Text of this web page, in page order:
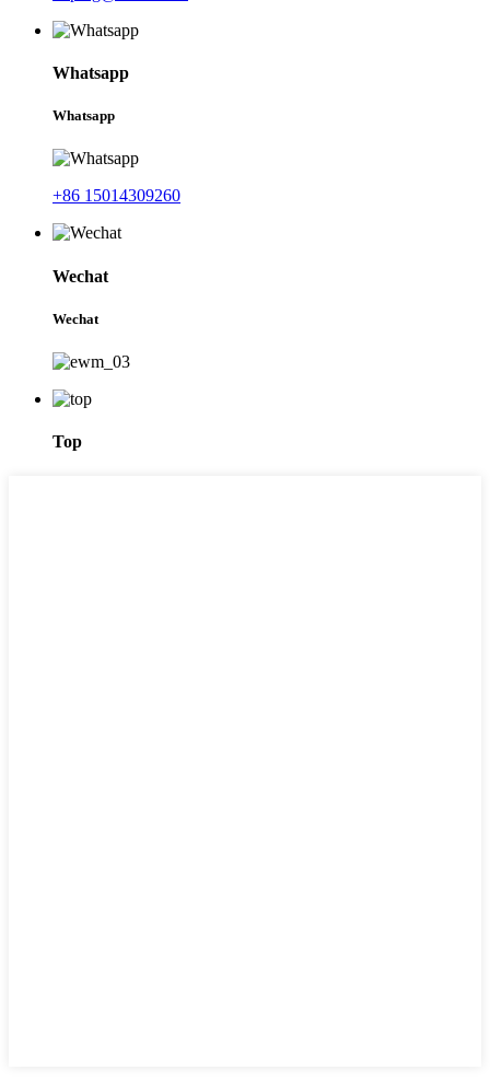
Whatsapp
Whatsapp
+86 15014309260
Wechat
Wechat
Top